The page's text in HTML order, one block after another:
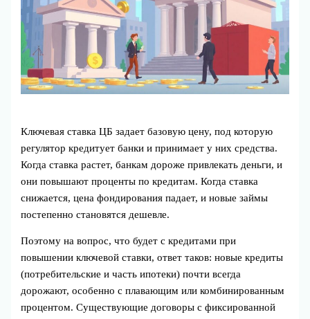
Ключевая ставка ЦБ задает базовую цену, под которую
регулятор кредитует банки и принимает у них средства.
Когда ставка растет, банкам дороже привлекать деньги, и
они повышают проценты по кредитам. Когда ставка
снижается, цена фондирования падает, и новые займы
постепенно становятся дешевле.
Поэтому на вопрос, что будет с кредитами при
повышении ключевой ставки, ответ таков: новые кредиты
(потребительские и часть ипотеки) почти всегда
дорожают, особенно с плавающим или комбинированным
процентом. Существующие договоры с фиксированной